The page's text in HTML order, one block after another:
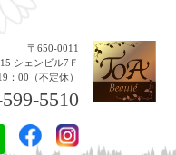
〒650-0011
シェンビル7Ｆ
：00（不定休）
5510